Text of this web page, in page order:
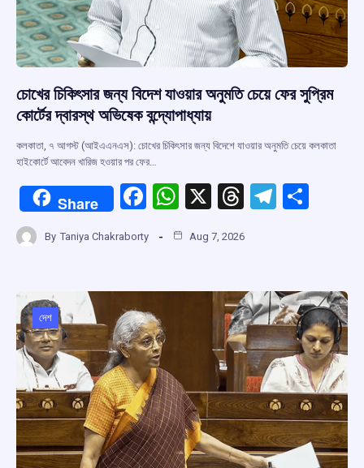
চোখের চিকিৎসার জন্য বিদেশ যাওয়ার অনুমতি চেয়ে ফের সুপ্রিম
কোর্টের দ্বারস্থ অভিষেক বন্দ্যোপাধ্যায়
কলকাতা, ৭ আগস্ট (আইএএনএস): চোখের চিকিৎসার জন্য বিদেশে যাওয়ার অনুমতি চেয়ে কলকাতা
হাইকোর্টে আবেদন খারিজ হওয়ার পর ফের…
Share
F
ce
o
o
k
W
h
at
A
X
T
e
d
s
T
a
m
By Taniya Chakraborty Aug 7, 2026
দেশ